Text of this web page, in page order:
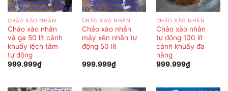
CHẢO XÀO NHÂN
Chảo xào nhân
và ga 50 lít cánh
khuấy lệch tâm
tự động
999.999₫
CHẢO XÀO NHÂN
Chảo xào nhân
máy xên nhân tự
động 50 lít
999.999₫
CHẢO XÀO NHÂN
Chảo xào nhân
tự động 100 lít
cánh khuấy đa
năng
999.999₫